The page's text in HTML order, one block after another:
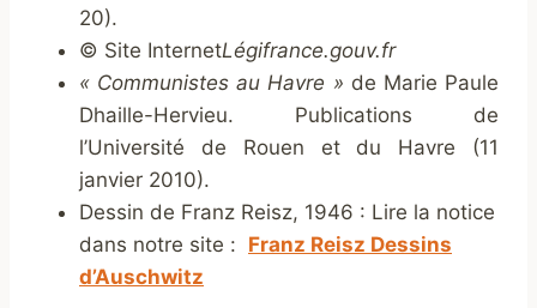
20).
© Site InternetLégifrance.gouv.fr
« Communistes au Havre » de Marie Paule
Dhaille-Hervieu. Publications de
l’Université de Rouen et du Havre (11
janvier 2010).
Dessin de Franz Reisz, 1946 : Lire la notice
dans notre site : Franz Reisz Dessins
d’Auschwitz